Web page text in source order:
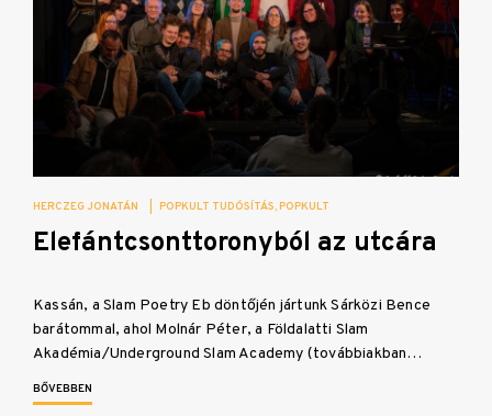
HERCZEG JONATÁN POPKULT TUDÓSÍTÁS POPKULT
Elefántcsonttoronyból az utcára
Kassán, a Slam Poetry Eb döntőjén jártunk Sárközi Bence
barátommal, ahol Molnár Péter, a Földalatti Slam
Akadémia/Underground Slam Academy (továbbiakban…
BŐVEBBEN